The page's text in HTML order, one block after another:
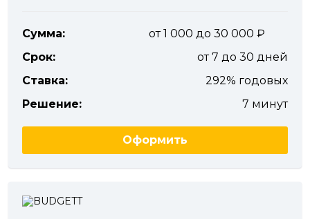
Сумма:
от 1 000 до 30 000
Срок:
от 7 до 30 дней
Ставка:
292% годовых
Решение:
7 минут
Оформить